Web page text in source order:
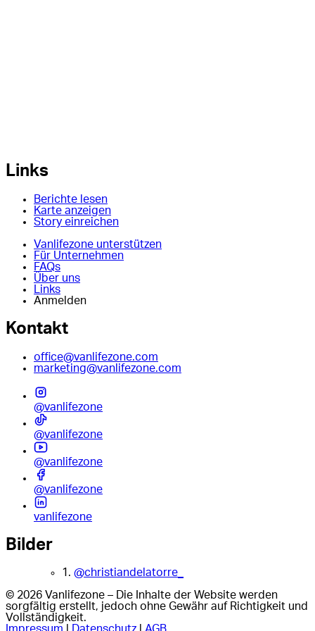
Links
Berichte lesen
Karte anzeigen
Story einreichen
Vanlifezone unterstützen
Für Unternehmen
FAQs
Über uns
Links
Anmelden
Kontakt
office@vanlifezone.com
marketing@vanlifezone.com
@vanlifezone
@vanlifezone
@vanlifezone
@vanlifezone
vanlifezone
Bilder
1. @christiandelatorre_
© 2026 Vanlifezone – Die Inhalte der Website werden
sorgfältig erstellt, jedoch ohne Gewähr auf Richtigkeit und
Vollständigkeit.